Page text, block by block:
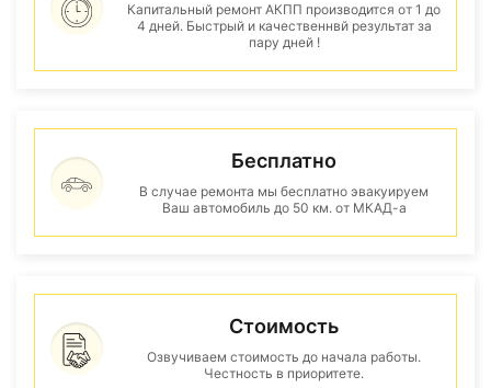
Капитальный ремонт АКПП производится от 1 до
4 дней. Быстрый и качественнвй результат за
пару дней !
Бесплатно
В случае ремонта мы бесплатно эвакуируем
Ваш автомобиль до 50 км. от МКАД-а
Стоимость
Озвучиваем стоимость до начала работы.
Честность в приоритете.